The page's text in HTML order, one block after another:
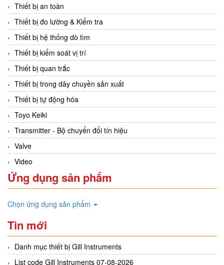
Thiết bị an toàn
Thiết bị đo lường & Kiểm tra
Thiết bị hệ thống dò tìm
Thiết bị kiểm soát vị trí
Thiết bị quan trắc
Thiết bị trong dây chuyền sản xuất
Thiết bị tự động hóa
Toyo Keiki
Transmitter - Bộ chuyển đổi tín hiệu
Valve
Video
Ứng dụng sản phẩm
Chọn ứng dụng sản phẩm
Tin mới
Danh mục thiết bị Gill Instruments
List code Gill Instruments 07-08-2026